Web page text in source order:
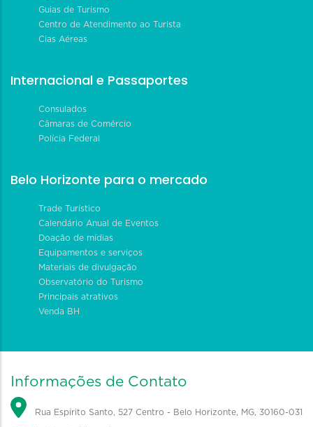
Guias de Turismo
Centro de Atendimento ao Turista
Cias Aéreas
Internacional e Passaportes
Consulados
Câmaras de Comércio
Polícia Federal
Belo Horizonte para o mercado
Trade Turístico
Calendário Anual de Eventos
Doação de mídias
Equipamentos e serviços
Materiais de divulgação
Observatório do Turismo
Principais atrativos
Venda BH
Informações de Contato
Rua Espírito Santo, 527 Centro - Belo Horizonte, MG, 30160-031